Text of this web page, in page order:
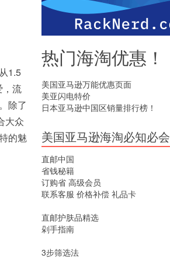
1.5
，流
除了
大众
的魅
热门海淘优惠！
美国亚马逊万能优惠页面
美亚闪电特价
日本亚马逊中国区销量排行榜！
美国亚马逊海淘必知必会
直邮中国
省钱秘籍
订购省 高级会员
联系客服 价格补偿 礼品卡
直邮护肤品精选
剁手指南
3步筛选法